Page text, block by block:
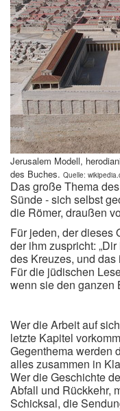
Jerusalem Modell,
des Buches. Quelle:
Das große Thema
Sünde - sich selbst
die Römer, draußen
Für jeden, der dieses
der ihm zuspricht:
des Kreuzes, und das
Für die jüdischen
wenn sie den ganzen
Wer die Arbeit auf
letzte Kapitel
Gegenthema werden
alles zusammen in
Wer die Geschichte
Abfall und Rückkehr,
Schicksal, die